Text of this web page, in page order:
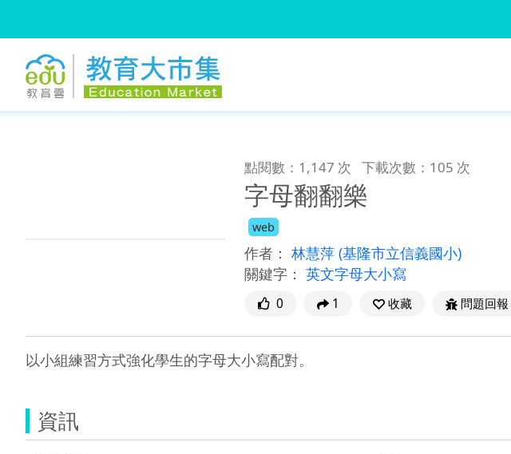
點閱數：1,147 次 下載次數：105 次
字母翻翻樂
web
作者： 林慧萍 (基隆市立信義國小)
關鍵字： 英文字母大小寫
0 1 收藏 問題回報
以小組練習方式強化學生的字母大小寫配對。
資訊